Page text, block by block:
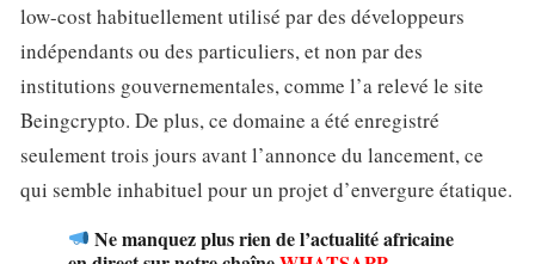
low-cost habituellement utilisé par des développeurs
indépendants ou des particuliers, et non par des
institutions gouvernementales, comme l’a relevé le site
Beingcrypto. De plus, ce domaine a été enregistré
seulement trois jours avant l’annonce du lancement, ce
qui semble inhabituel pour un projet d’envergure étatique.
Ne manquez plus rien de l’actualité africaine